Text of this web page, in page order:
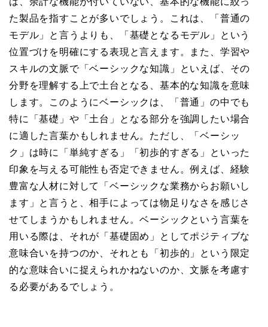
た製品を指すことが多いでしょう。これは、「普通の
モデル」と言うよりも、「基礎となるモデル」という
位置づけを明確にする表現と言えます。また、学習や
スキルの文脈で「ベーシックな知識」といえば、その
分野を理解する上で土台となる、基本的な知識を意味
します。このようにベーシックは、「普通」の中でも
特に「基礎」や「土台」となる部分を強調したい場合
に適した言葉かもしれません。ただし、「ベーシッ
ク」は時に「単純すぎる」「初歩的すぎる」といった
印象を与える可能性も否定できません。例えば、経験
豊富な人材に対して「ベーシックな業務からお願いし
ます」と言うと、相手によっては物足りなさを感じさ
せてしまうかもしれません。ベーシックという言葉を
用いる際は、それが「基礎固め」としてポジティブな
意味合いを持つのか、それとも「初歩的」という限定
的な意味合いに捉えられかねないのか、文脈を考慮す
る必要があるでしょう。